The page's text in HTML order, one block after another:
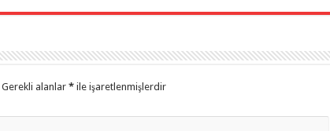
Gerekli alanlar *ile işaretlenmişlerdir